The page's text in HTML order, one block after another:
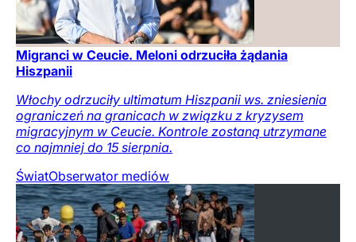
Migranci w Ceucie. Meloni odrzuciła żądania
Hiszpanii
Włochy odrzuciły ultimatum Hiszpanii ws. zniesienia
ograniczeń na granicach w związku z kryzysem
migracyjnym w Ceucie. Kontrole zostaną utrzymane
co najmniej do 15 sierpnia.
ŚwiatObserwator mediów